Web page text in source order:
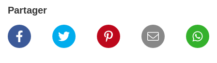
Partager